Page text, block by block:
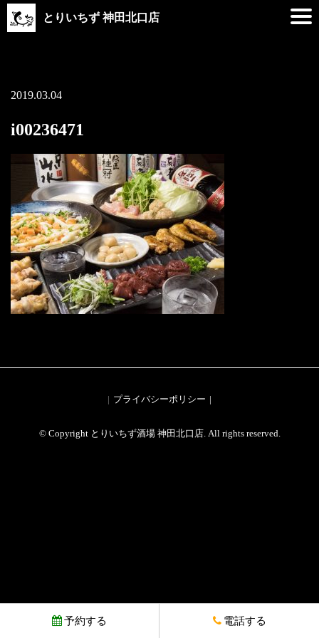
とりいちず 神田北口店
2019.03.04
i00236471
プライバシーポリシー
© Copyright とりいちず酒場 神田北口店. All rights reserved.
予約する 電話する